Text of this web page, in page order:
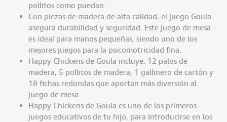
pollitos como puedan.
Con piezas de madera de alta calidad, el juego Goula
asegura durabilidad y seguridad. Este juego de mesa
es ideal para manos pequeñas, siendo uno de los
mejores juegos para la psicomotricidad fina.
Happy Chickens de Goula incluye: 12 palos de
madera, 5 pollitos de madera, 1 gallinero de cartón y
18 fichas redondas que aportan más diversión al
juego de mesa.
Happy Chickens de Goula es uno de los primeros
juegos educativos de tu hijo, para introducirse en los